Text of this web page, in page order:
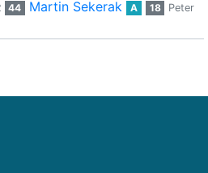
44 Martin Sekerak A 18
Peter